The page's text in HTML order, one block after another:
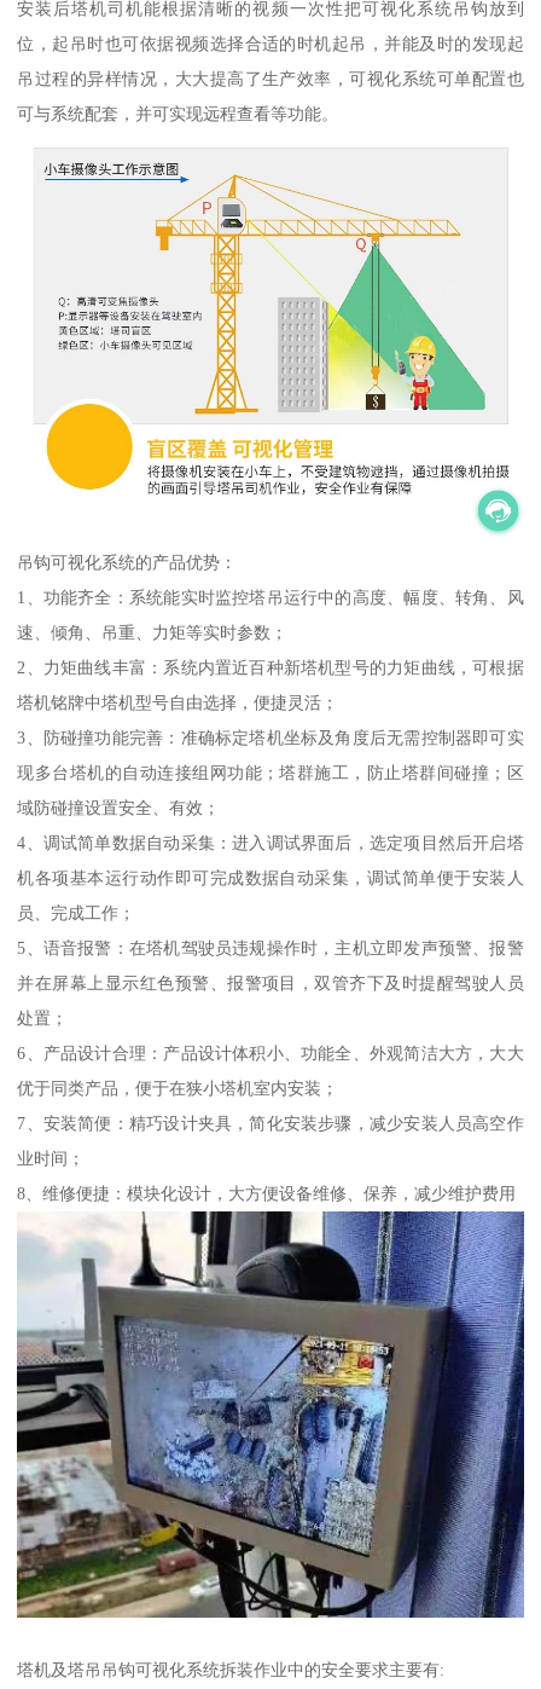
安装后塔机司机能根据清晰的视频一次性把可视化系统吊钩放到
位，起吊时也可依据视频选择合适的时机起吊，并能及时的发现起
吊过程的异样情况，大大提高了生产效率，可视化系统可单配置也
可与系统配套，并可实现远程查看等功能。
吊钩可视化系统的产品优势：
1、功能齐全：系统能实时监控塔吊运行中的高度、幅度、转角、风
速、倾角、吊重、力矩等实时参数；
2、力矩曲线丰富：系统内置近百种新塔机型号的力矩曲线，可根据
塔机铭牌中塔机型号自由选择，便捷灵活；
3、防碰撞功能完善：准确标定塔机坐标及角度后无需控制器即可实
现多台塔机的自动连接组网功能；塔群施工，防止塔群间碰撞；区
域防碰撞设置安全、有效；
4、调试简单数据自动采集：进入调试界面后，选定项目然后开启塔
机各项基本运行动作即可完成数据自动采集，调试简单便于安装人
员、完成工作；
5、语音报警：在塔机驾驶员违规操作时，主机立即发声预警、报警
并在屏幕上显示红色预警、报警项目，双管齐下及时提醒驾驶人员
处置；
6、产品设计合理：产品设计体积小、功能全、外观简洁大方，大大
优于同类产品，便于在狭小塔机室内安装；
7、安装简便：精巧设计夹具，简化安装步骤，减少安装人员高空作
业时间；
8、维修便捷：模块化设计，大方便设备维修、保养，减少维护费用
塔机及塔吊吊钩可视化系统拆装作业中的安全要求主要有: